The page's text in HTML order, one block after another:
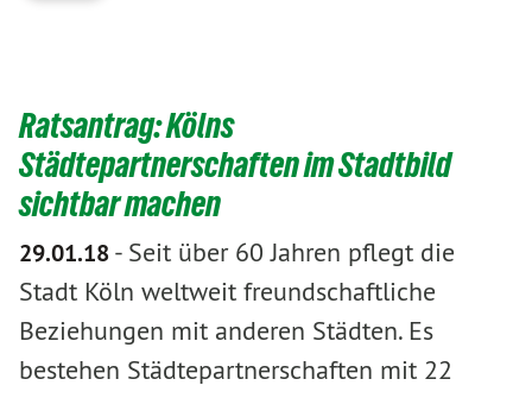
Ratsantrag: Kölns
Städtepartnerschaften im Stadtbild
sichtbar machen
29.01.18- Seit über 60 Jahren pflegt die
Stadt Köln weltweit freundschaftliche
Beziehungen mit anderen Städten. Es
bestehen Städtepartnerschaften mit 22